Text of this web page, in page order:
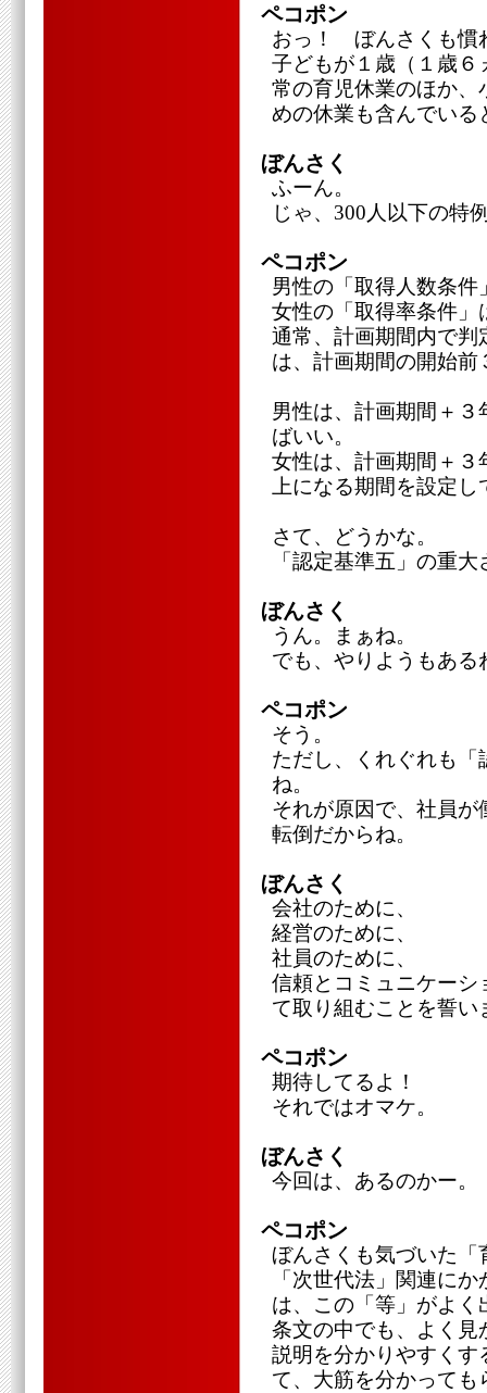
ペコポン
おっ！ ぼんさくも慣
子どもが１歳（１歳６
常の育児休業のほか、
めの休業も含んでいる
ぼんさく
ふーん。
じゃ、300人以下の特
ペコポン
男性の「取得人数条件
女性の「取得率条件」
通常、計画期間内で判
は、計画期間の開始
男性は、計画期間＋
ばいい。
女性は、計画期間＋３
上になる期間を設定し
さて、どうかな。
「認定基準五」の重
ぼんさく
うん。まぁね。
でも、やりようもある
ペコポン
そう。
ただし、くれぐれも
ね。
それが原因で、社員
転倒だからね。
ぼんさく
会社のために、
経営のために、
社員のために、
信頼とコミュニケーシ
て取り組むことを誓い
ペコポン
期待してるよ！
それではオマケ。
ぼんさく
今回は、あるのかー。
ペコポン
ぼんさくも気づいた「
「次世代法」関連に
は、この「等」がよく
条文の中でも、よく見
説明を分かりやすくす
て、大筋を分かって